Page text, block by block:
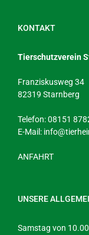
KONTAKT
Tierschutzverein
Franziskusweg 34
82319 Starnberg
Telefon: 08151
E-Mail:
ANFAHRT
UNSERE
Samstag von